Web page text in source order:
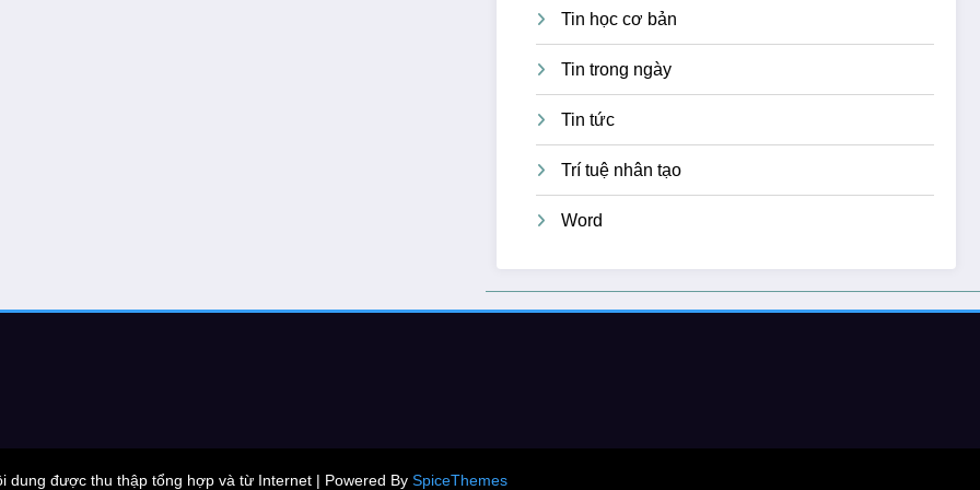
Tin học cơ bản
Tin trong ngày
Tin tức
Trí tuệ nhân tạo
Word
dung được thu thập tổng hợp và từ Internet | Powered By SpiceThemes